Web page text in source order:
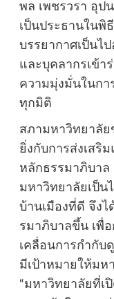
พล เพชรวรา อุป
เป็นประธานในพิ
บรรยากาศเป็นไ
และบุคลากรเข้า
ความมุ่งมั่นในกา
ทุกมิติ
สภามหาวิทยาลั
ยิ่งกับการส่งเสริ
หลักธรรมาภิบาล
มหาวิทยาลัยเป็น
บ้านเมืองที่ดี จึง
รมาภิบาลขึ้น เพื่
เคลื่อนการกำกับ
มีเป้าหมายให้มห
“มหาวิทยาลัยที่เ